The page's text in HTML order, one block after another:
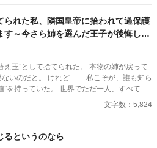
られた私、隣国皇帝に拾われて過保護
す～今さら姉を選んだ王子が後悔して
て捨てられた。 本物の姉が戻って
—— 私こそが、誰も知ら
世界でただ一人、すべてを
文字数：5,824
るというのなら